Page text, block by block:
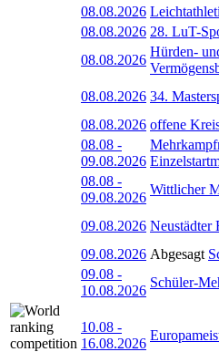
08.08.2026
08.08.2026 28. LuT-
08.08.2026
Hürden-
08.08.2026 34.
08.08.2026 offene
08.08 -
09.08.2026
08.08 -
09.08.2026
Wittlicher
09.08.2026 Neustädter
09.08.2026 Abgesagt
09.08 -
10.08.2026
Schüler-
10.08 -
16.08.2026